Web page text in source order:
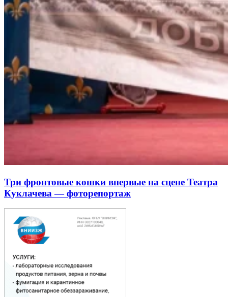
Три фронтовые кошки впервые на сцене Театра
Куклачева — фоторепортаж